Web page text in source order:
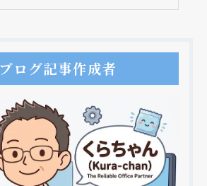
ブログ記事作成者